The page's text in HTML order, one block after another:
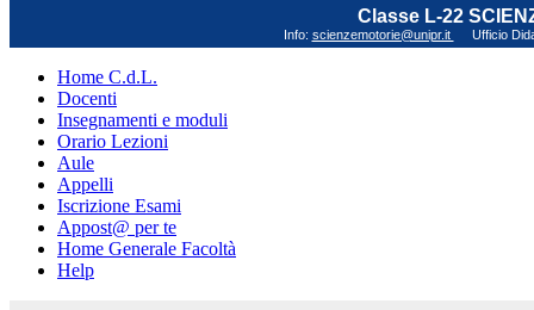
Classe L-22
Info: scienzemotorie@unipr.it Ufficio
Home C.d.L.
Docenti
Insegnamenti e moduli
Orario Lezioni
Aule
Appelli
Iscrizione Esami
Appost@ per te
Home Generale Facoltà
Help